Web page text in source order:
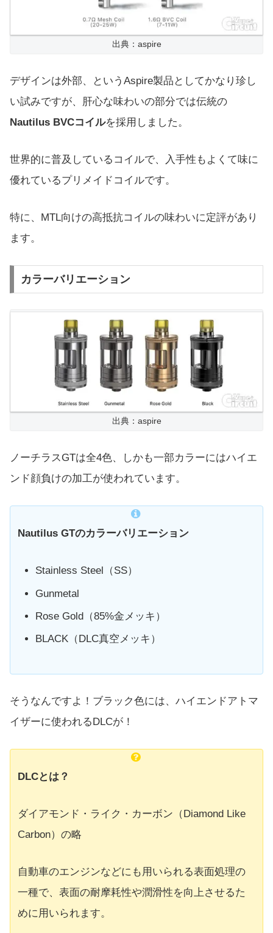
出典：aspire
デザインは外部、というAspire製品としてかなり珍し
い試みですが、肝心な味わいの部分では伝統の
Nautilus BVCコイルを採用しました。
世界的に普及しているコイルで、入手性もよくて味に
優れているプリメイドコイルです。
特に、MTL向けの高抵抗コイルの味わいに定評があり
ます。
カラーバリエーション
出典：aspire
ノーチラスGTは全4色、しかも一部カラーにはハイエ
ンド顔負けの加工が使われています。
Nautilus GTのカラーバリエーション
Stainless Steel（SS）
Gunmetal
Rose Gold（85%金メッキ）
BLACK（DLC真空メッキ）
そうなんですよ！ブラック色には、ハイエンドアトマ
イザーに使われるDLCが！
DLCとは？
ダイアモンド・ライク・カーボン（Diamond Like
Carbon）の略
自動車のエンジンなどにも用いられる表面処理の
一種で、表面の耐摩耗性や潤滑性を向上させるた
めに用いられます。